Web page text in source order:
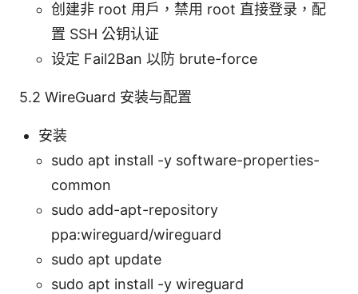
创建非 root 用户，禁用 root 直接登录，配
置 SSH 公钥认证
设定 Fail2Ban 以防 brute-force
5.2 WireGuard 安装与配置
安装
sudo apt install -y software-properties-
common
sudo add-apt-repository
ppa:wireguard/wireguard
sudo apt update
sudo apt install -y wireguard